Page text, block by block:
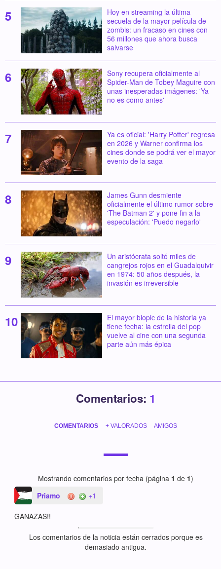
Hoy en streaming la última
secuela de la mayor película de
zombis: un fracaso en cines con
56 millones que ahora busca
salvarse
Sony recupera oficialmente al
Spider-Man de Tobey Maguire con
unas inesperadas imágenes: 'Ya
no es como antes'
Ya es oficial: 'Harry Potter' regresa
en 2026 y Warner confirma los
cines donde se podrá ver el mayor
evento de la saga
James Gunn desmiente
oficialmente el último rumor sobre
'The Batman 2' y pone fin a la
especulación: 'Puedo negarlo'
Un aristócrata soltó miles de
cangrejos rojos en el Guadalquivir
en 1974: 50 años después, la
invasión es irreversible
El mayor biopic de la historia ya
tiene fecha: la estrella del pop
vuelve al cine con una segunda
parte aún más épica
Comentarios: 1
COMENTARIOS + VALORADOS AMIGOS
Mostrando comentarios por fecha (página 1 de 1)
Priamo
+1
GANAZAS!!
Los comentarios de la noticia están cerrados porque es
demasiado antigua.